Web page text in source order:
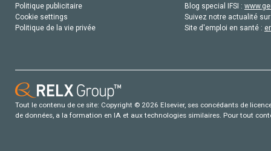
Politique publicitaire
Cookie settings
Politique de la vie privée
Blog special IFSI :
Suivez notre actualité
Site d'emploi en santé :
Tout le contenu de ce site: Copyright © 2026 Elsevier, ses concédants de
de données, a la formation en IA et aux technologies similaires. Pour tout